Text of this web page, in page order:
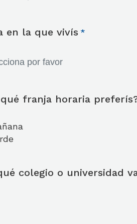
en la que vivís
franja horaria
colegio o universidad